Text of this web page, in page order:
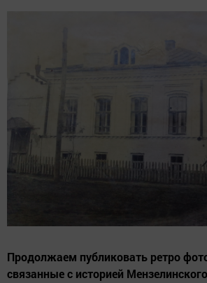
Продолжаем публиковать ретро
связанные с историей